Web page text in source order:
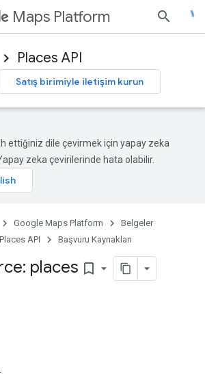
Maps Platform
Places API
Satış birimiyle iletişim kurun
ettiğiniz dile çevirmek için yapay zeka
zeka çevirilerinde hata olabilir.
Google Maps Platform
Belgeler
Places API Başvuru Kaynakları
places bookmark_border